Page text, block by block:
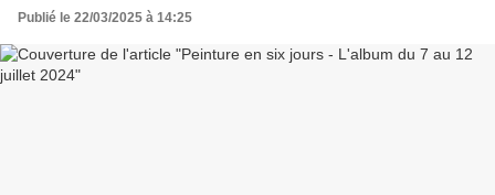
Publié le 22/03/2025 à 14:25